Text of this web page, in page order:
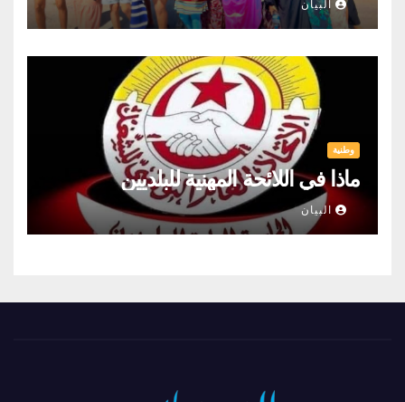
البيان
وطنية
ماذا في اللائحة المهنية للبلديين
البيان